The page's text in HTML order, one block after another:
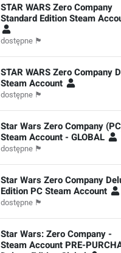
STAR WARS Zero Company
Standard Edition Steam
dostępne 🏴
STAR WARS Zero Company
Steam Account
dostępne 🏴
Star Wars Zero Company
Steam Account - GLOBAL
dostępne 🏴
Star Wars Zero Company
Edition PC Steam Account
dostępne 🏴
Star Wars: Zero Company -
Steam Account PRE-